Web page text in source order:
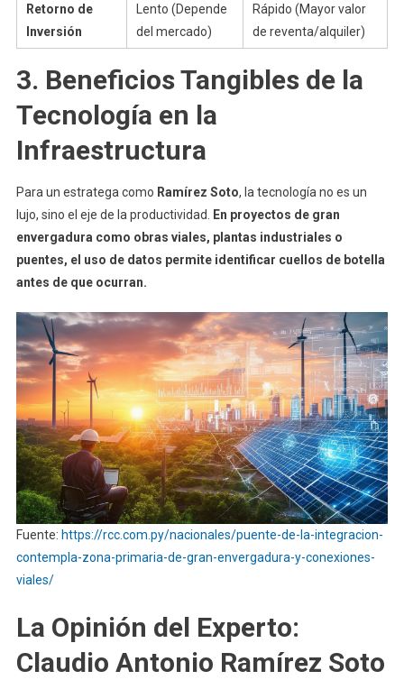
Retorno de
Inversión
Lento (Depende
del mercado)
Rápido (Mayor valor
de reventa/alquiler)
3. Beneficios Tangibles de la
Tecnología en la
Infraestructura
Para un estratega como Ramírez Soto, la tecnología no es un
lujo, sino el eje de la productividad. En proyectos de gran
envergadura como obras viales, plantas industriales o
puentes, el uso de datos permite identificar cuellos de botella
antes de que ocurran.
Fuente: https://rcc.com.py/nacionales/puente-de-la-integracion-
contempla-zona-primaria-de-gran-envergadura-y-conexiones-
viales/
La Opinión del Experto:
Claudio Antonio Ramírez Soto